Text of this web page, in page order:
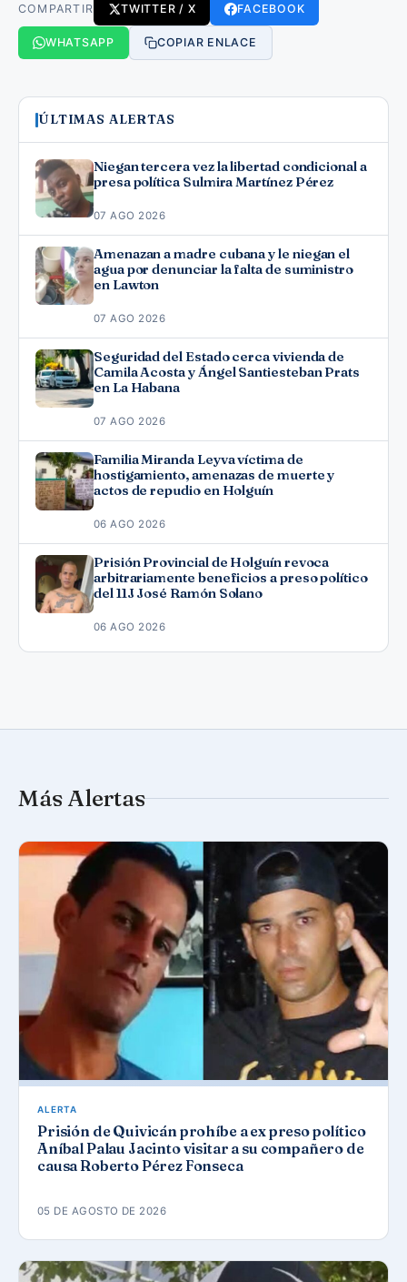
COMPARTIR TWITTER / X FACEBOOK
WHATSAPP COPIAR ENLACE
ÚLTIMAS ALERTAS
Niegan tercera vez la libertad condicional a
presa política Sulmira Martínez Pérez
07 AGO 2026
Amenazan a madre cubana y le niegan el
agua por denunciar la falta de suministro
en Lawton
07 AGO 2026
Seguridad del Estado cerca vivienda de
Camila Acosta y Ángel Santiesteban Prats
en La Habana
07 AGO 2026
Familia Miranda Leyva víctima de
hostigamiento, amenazas de muerte y
actos de repudio en Holguín
06 AGO 2026
Prisión Provincial de Holguín revoca
arbitrariamente beneficios a preso político
del 11J José Ramón Solano
06 AGO 2026
Más Alertas
ALERTA
Prisión de Quivicán prohíbe a ex preso político
Aníbal Palau Jacinto visitar a su compañero de
causa Roberto Pérez Fonseca
05 DE AGOSTO DE 2026